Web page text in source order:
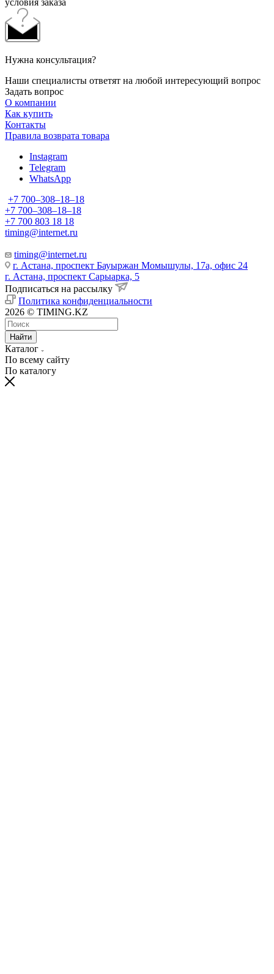
Нужна консультация?
Наши специалисты ответят на любой интересующий вопрос
Задать вопрос
О компании
Как купить
Контакты
Правила возврата товара
Instagram
Telegram
WhatsApp
+7 700‒308‒18‒18
+7 700‒308‒18‒18
+7 700 803 18 18
timing@internet.ru
timing@internet.ru
г. Астана, проспект Бауыржан Момышулы, 17а, офис 24
г. Астана, проспект Сарыарка, 5
Подписаться на рассылку
Политика конфиденциальности
2026 © TIMING.KZ
Найти
Каталог
По всему сайту
По каталогу